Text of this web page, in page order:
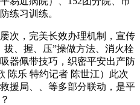
练习训练。
，完美长效办理机制，宣传
拔、握、压”操做方法、消火栓
器佩带技巧，织密平安出产防
陈乐 特约记者 陈世江）此次
援局、、等多部分联动，是平